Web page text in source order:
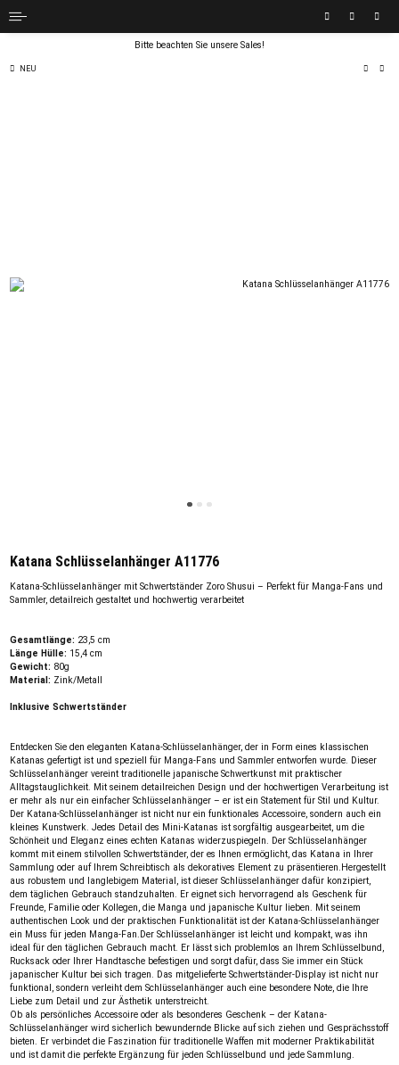
Bitte beachten Sie unsere Sales!
NEU
Katana Schlüsselanhänger A11776
Katana-Schlüsselanhänger mit Schwertständer Zoro Shusui – Perfekt für Manga-Fans und
Sammler, detailreich gestaltet und hochwertig verarbeitet
Gesamtlänge: 23,5 cm
Länge Hülle: 15,4 cm
Gewicht: 80g
Material: Zink/Metall
Inklusive Schwertständer
Entdecken Sie den eleganten Katana-Schlüsselanhänger, der in Form eines klassischen
Katanas gefertigt ist und speziell für Manga-Fans und Sammler entworfen wurde. Dieser
Schlüsselanhänger vereint traditionelle japanische Schwertkunst mit praktischer
Alltagstauglichkeit. Mit seinem detailreichen Design und der hochwertigen Verarbeitung ist
er mehr als nur ein einfacher Schlüsselanhänger – er ist ein Statement für Stil und Kultur.
Der Katana-Schlüsselanhänger ist nicht nur ein funktionales Accessoire, sondern auch ein
kleines Kunstwerk. Jedes Detail des Mini-Katanas ist sorgfältig ausgearbeitet, um die
Schönheit und Eleganz eines echten Katanas widerzuspiegeln. Der Schlüsselanhänger
kommt mit einem stilvollen Schwertständer, der es Ihnen ermöglicht, das Katana in Ihrer
Sammlung oder auf Ihrem Schreibtisch als dekoratives Element zu präsentieren.Hergestellt
aus robustem und langlebigem Material, ist dieser Schlüsselanhänger dafür konzipiert,
dem täglichen Gebrauch standzuhalten. Er eignet sich hervorragend als Geschenk für
Freunde, Familie oder Kollegen, die Manga und japanische Kultur lieben. Mit seinem
authentischen Look und der praktischen Funktionalität ist der Katana-Schlüsselanhänger
ein Muss für jeden Manga-Fan.Der Schlüsselanhänger ist leicht und kompakt, was ihn
ideal für den täglichen Gebrauch macht. Er lässt sich problemlos an Ihrem Schlüsselbund,
Rucksack oder Ihrer Handtasche befestigen und sorgt dafür, dass Sie immer ein Stück
japanischer Kultur bei sich tragen. Das mitgelieferte Schwertständer-Display ist nicht nur
funktional, sondern verleiht dem Schlüsselanhänger auch eine besondere Note, die Ihre
Liebe zum Detail und zur Ästhetik unterstreicht.
Ob als persönliches Accessoire oder als besonderes Geschenk – der Katana-
Schlüsselanhänger wird sicherlich bewundernde Blicke auf sich ziehen und Gesprächsstoff
bieten. Er verbindet die Faszination für traditionelle Waffen mit moderner Praktikabilität
und ist damit die perfekte Ergänzung für jeden Schlüsselbund und jede Sammlung.